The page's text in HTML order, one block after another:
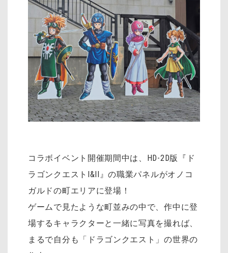
コラボイベント開催期間中は、HD-2D版『ド
ラゴンクエストI&II』の職業パネルがオノコ
ガルドの町エリアに登場！
ゲームで見たような町並みの中で、作中に登
場するキャラクターと一緒に写真を撮れば、
まるで自分も「ドラゴンクエスト」の世界の